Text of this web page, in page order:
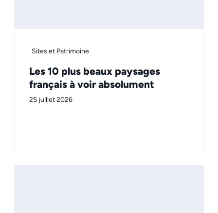
Sites et Patrimoine
Les 10 plus beaux paysages
français à voir absolument
25 juillet 2026